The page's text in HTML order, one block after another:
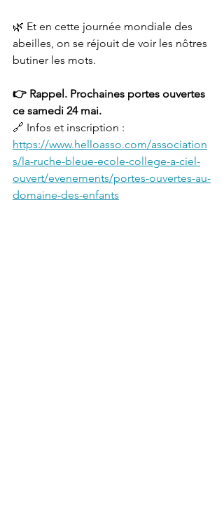
🌿 Et en cette journée mondiale des
abeilles, on se réjouit de voir les nôtres
butiner les mots.
👉 Rappel. Prochaines portes ouvertes
ce samedi 24 mai.
🔗 Infos et inscription :
https://www.helloasso.com/association
s/la-ruche-bleue-ecole-college-a-ciel-
ouvert/evenements/portes-ouvertes-au-
domaine-des-enfants